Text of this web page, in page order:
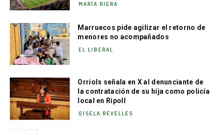
MARÍA RIERA
Marruecos pide agilizar el retorno de
menores no acompañados
EL LIBERAL
Orriols señala en X al denunciante de
la contratación de su hija como policía
local en Ripoll
GISELA REVELLES